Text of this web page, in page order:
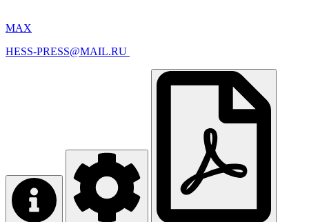
MAX
HESS-PRESS@MAIL.RU